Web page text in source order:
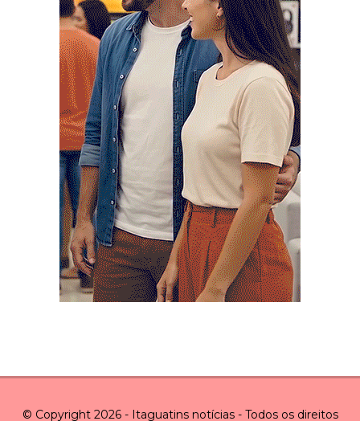
© Copyright 2026 - Itaguatins notícias - Todos os direitos